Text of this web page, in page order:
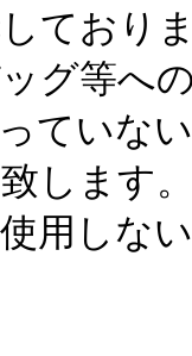
ており
グ等へ
ていな
します
使用し